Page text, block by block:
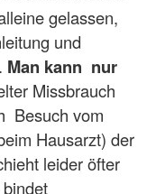
gelassen,
und
Man kann nur
Missbrauch
Besuch vom
Hausarzt) der
leider öfter